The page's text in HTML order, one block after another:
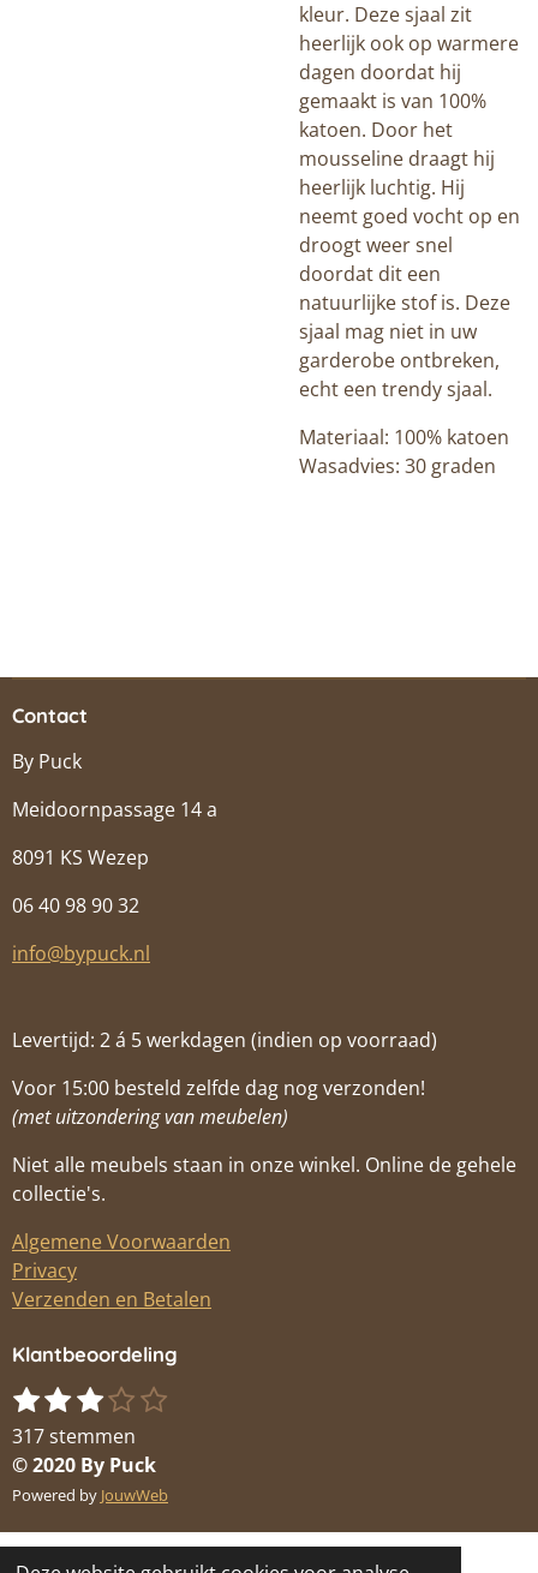
kleur. Deze sjaal zit
heerlijk ook op warmere
dagen doordat hij
gemaakt is van 100%
katoen. Door het
mousseline draagt hij
heerlijk luchtig. Hij
neemt goed vocht op en
droogt weer snel
doordat dit een
natuurlijke stof is. Deze
sjaal mag niet in uw
garderobe ontbreken,
echt een trendy sjaal.
Materiaal: 100% katoen
Wasadvies: 30 graden
Contact
By Puck
Meidoornpassage 14 a
8091 KS Wezep
06 40 98 90 32
info@bypuck.nl
Levertijd: 2 á 5 werkdagen (indien op voorraad)
Voor 15:00 besteld zelfde dag nog verzonden!
(met uitzondering van meubelen)
Niet alle meubels staan in onze winkel. Online de gehele
collectie's.
Algemene Voorwaarden
Privacy
Verzenden en Betalen
Klantbeoordeling
R
a
t
i
g
1
s
t
e
r
2
s
t
e
r
r
3
s
t
e
r
r
4
s
t
e
r
r
5
t
e
r
r
S
m
e
317 stemmen
© 2020 By Puck
Powered by JouwWeb